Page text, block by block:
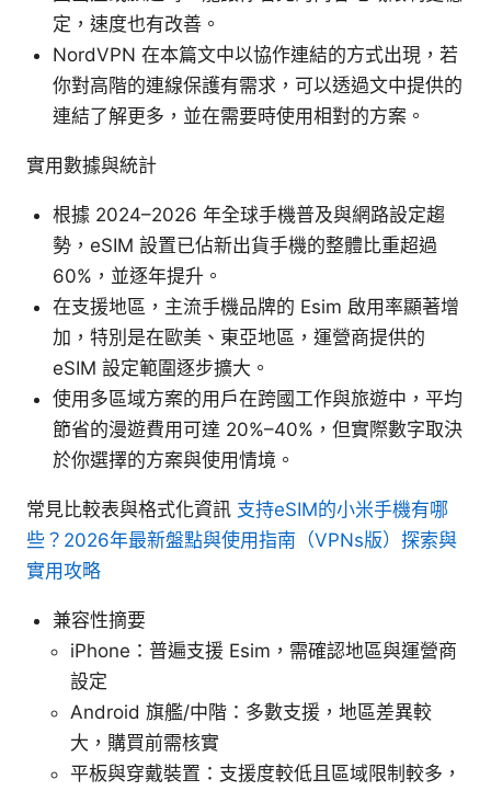
定，速度也有改善。
NordVPN 在本篇文中以協作連結的方式出現，若
你對高階的連線保護有需求，可以透過文中提供的
連結了解更多，並在需要時使用相對的方案。
實用數據與統計
根據 2024–2026 年全球手機普及與網路設定趨
勢，eSIM 設置已佔新出貨手機的整體比重超過
60%，並逐年提升。
在支援地區，主流手機品牌的 Esim 啟用率顯著增
加，特別是在歐美、東亞地區，運營商提供的
eSIM 設定範圍逐步擴大。
使用多區域方案的用戶在跨國工作與旅遊中，平均
節省的漫遊費用可達 20%–40%，但實際數字取決
於你選擇的方案與使用情境。
常見比較表與格式化資訊 支持eSIM的小米手機有哪
些？2026年最新盤點與使用指南（VPNs版）探索與
實用攻略
兼容性摘要
iPhone：普遍支援 Esim，需確認地區與運營商
設定
Android 旗艦/中階：多數支援，地區差異較
大，購買前需核實
平板與穿戴裝置：支援度較低且區域限制較多，